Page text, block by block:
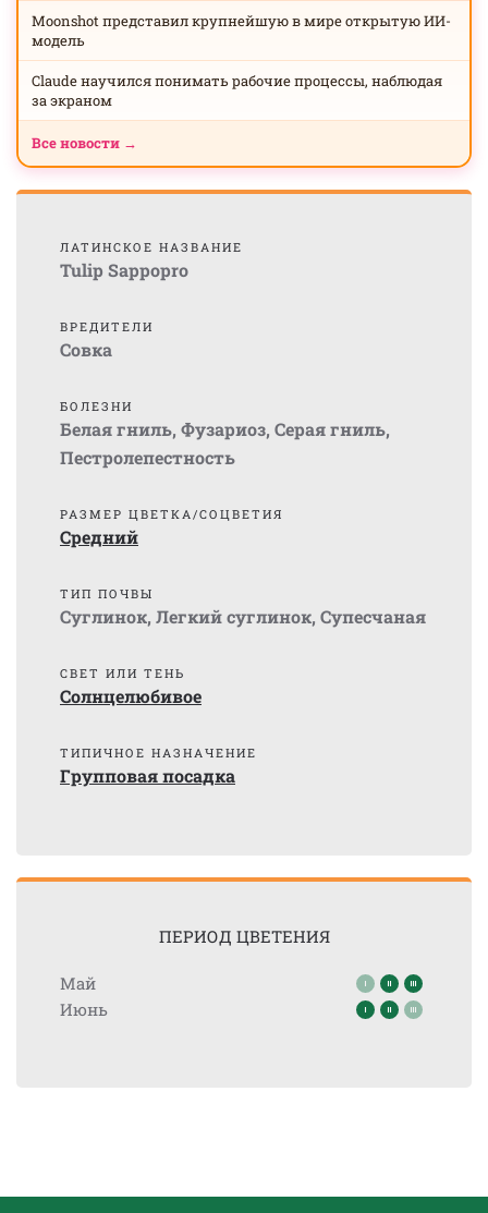
Moonshot представил крупнейшую в мире открытую ИИ-
модель
Claude научился понимать рабочие процессы, наблюдая
за экраном
Все новости →
ЛАТИНСКОЕ НАЗВАНИЕ
Tulip Sappopro
ВРЕДИТЕЛИ
Совка
БОЛЕЗНИ
Белая гниль, Фузариоз, Серая гниль,
Пестролепестность
РАЗМЕР ЦВЕТКА/СОЦВЕТИЯ
Средний
ТИП ПОЧВЫ
Суглинок, Легкий суглинок, Супесчаная
СВЕТ ИЛИ ТЕНЬ
Солнцелюбивое
ТИПИЧНОЕ НАЗНАЧЕНИЕ
Групповая посадка
ПЕРИОД ЦВЕТЕНИЯ
Май
Июнь